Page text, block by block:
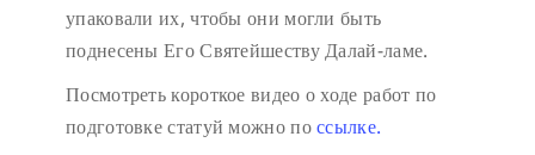
упаковали их, чтобы они могли быть
поднесены Его Святейшеству Далай-ламе.
Посмотреть короткое видео о ходе работ по
подготовке статуй можно поссылке.